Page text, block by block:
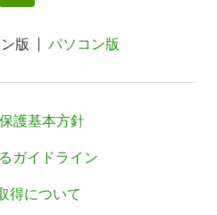
版 パソコン版
護基本方針
ガイドライン
得について